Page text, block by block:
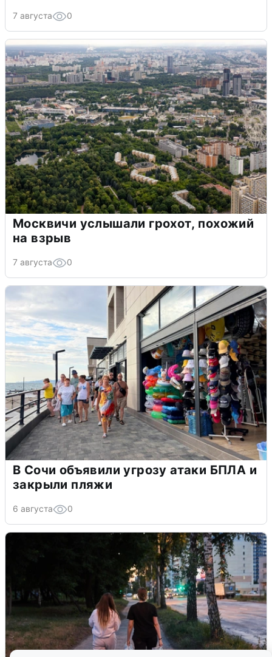
7 августа 0
Москвичи услышали грохот, похожий
на взрыв
7 августа 0
В Сочи объявили угрозу атаки БПЛА и
закрыли пляжи
6 августа 0